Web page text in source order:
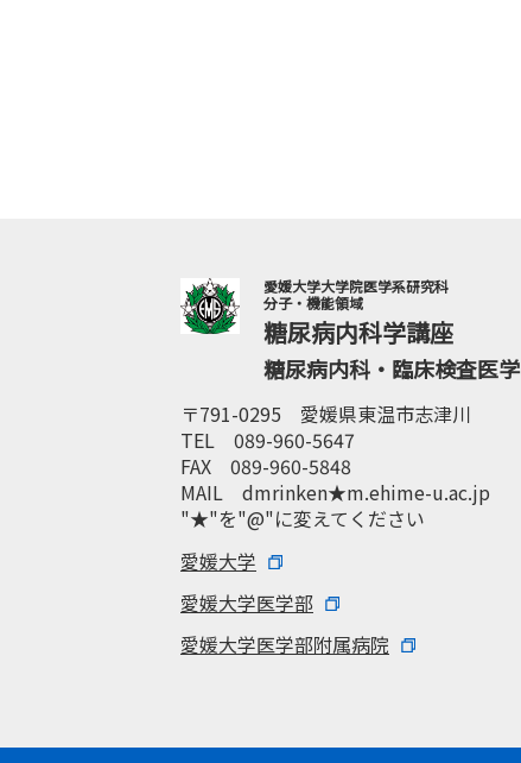
愛媛大学大学院医学系研究科
分子・機能領域
糖尿病内科学講座
糖尿病内科・臨床検査医学
〒791-0295 愛媛県東温市志津川
TEL 089-960-5647
FAX 089-960-5848
MAIL dmrinken★m.ehime-u.ac.jp
"★"を"@"に変えてください
愛媛大学
愛媛大学医学部
愛媛大学医学部附属病院